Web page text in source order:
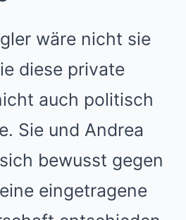
wäre nicht sie
diese private
auch politisch
Sie und Andrea
bewusst gegen
eingetragene